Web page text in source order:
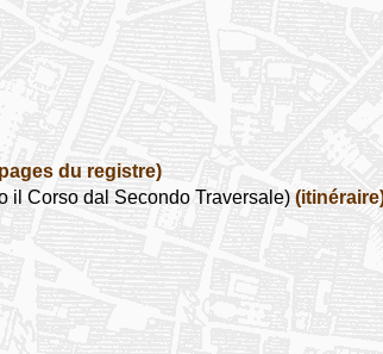
du registre)
il Corso dal Secondo Traversale)